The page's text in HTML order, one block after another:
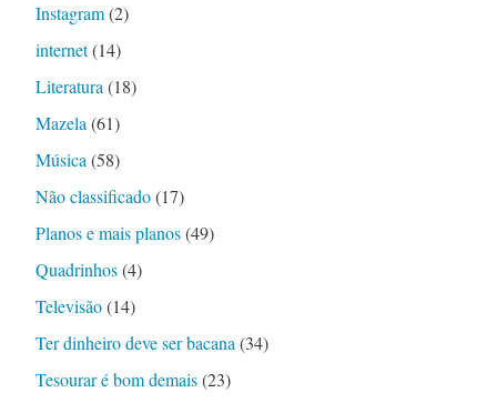
Instagram(2)
internet(14)
Literatura(18)
Mazela(61)
Música(58)
Não classificado(17)
Planos e mais planos(49)
Quadrinhos(4)
Televisão(14)
Ter dinheiro deve ser bacana(34)
Tesourar é bom demais(23)